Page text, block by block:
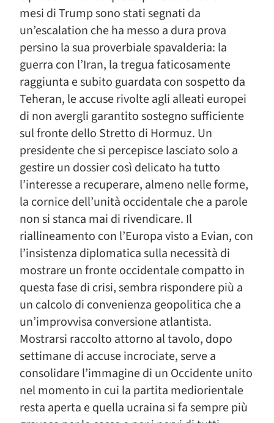
mesi di Trump sono stati segnati da
un’escalation che ha messo a dura prova
persino la sua proverbiale spavalderia: la
guerra con l’Iran, la tregua faticosamente
raggiunta e subito guardata con sospetto da
Teheran, le accuse rivolte agli alleati europei
di non avergli garantito sostegno sufficiente
sul fronte dello Stretto di Hormuz. Un
presidente che si percepisce lasciato solo a
gestire un dossier così delicato ha tutto
l’interesse a recuperare, almeno nelle forme,
la cornice dell’unità occidentale che a parole
non si stanca mai di rivendicare. Il
riallineamento con l’Europa visto a Evian, con
l’insistenza diplomatica sulla necessità di
mostrare un fronte occidentale compatto in
questa fase di crisi, sembra rispondere più a
un calcolo di convenienza geopolitica che a
un’improvvisa conversione atlantista.
Mostrarsi raccolto attorno al tavolo, dopo
settimane di accuse incrociate, serve a
consolidare l’immagine di un Occidente unito
nel momento in cui la partita mediorientale
resta aperta e quella ucraina si fa sempre più